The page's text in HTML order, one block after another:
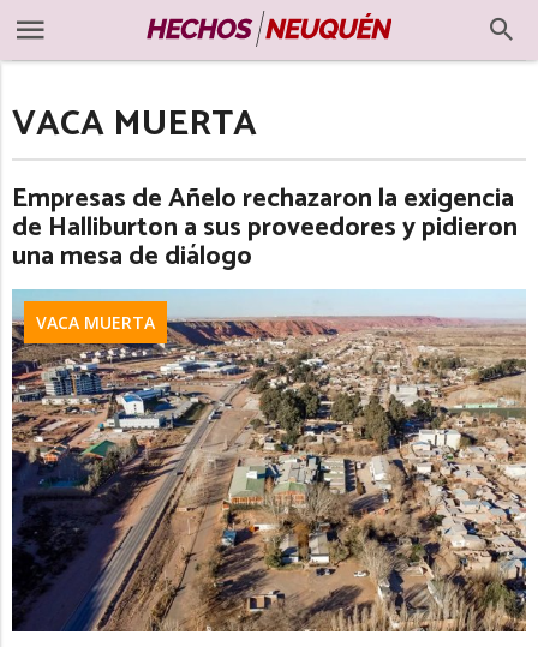
VACA MUERTA
Empresas de Añelo rechazaron la exigencia
de Halliburton a sus proveedores y pidieron
una mesa de diálogo
VACA MUERTA